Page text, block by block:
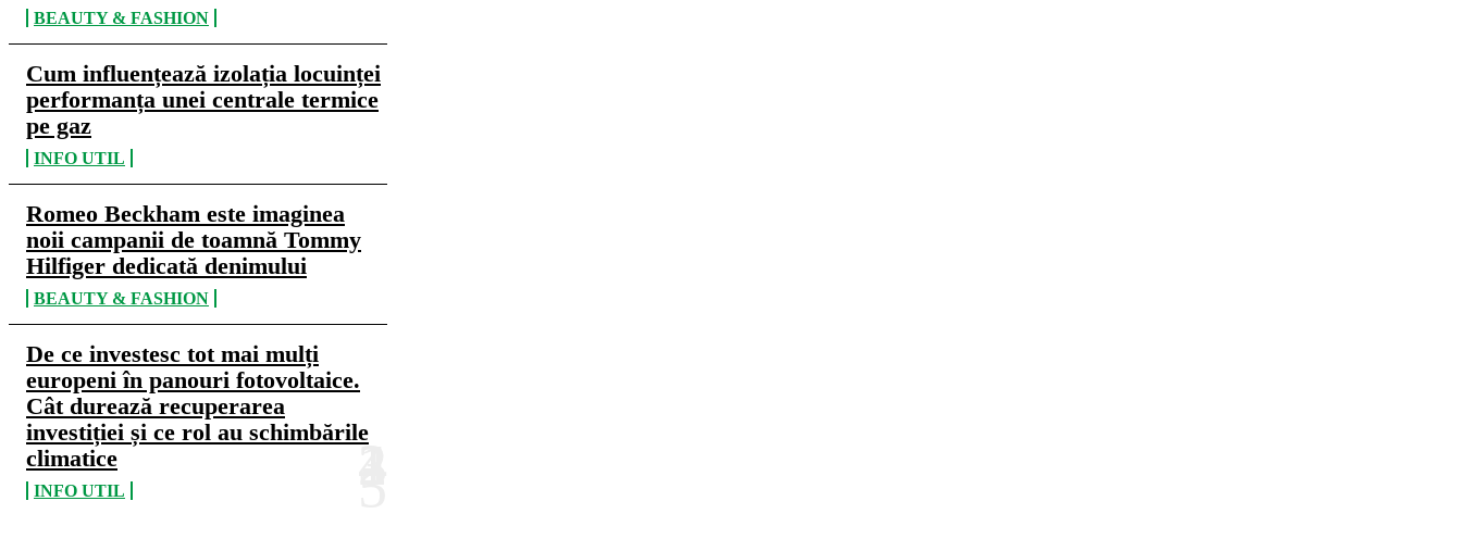
BEAUTY & FASHION
Cum influențează izolația locuinței
performanța unei centrale termice
pe gaz
INFO UTIL
Romeo Beckham este imaginea
noii campanii de toamnă Tommy
Hilfiger dedicată denimului
BEAUTY & FASHION
De ce investesc tot mai mulți
europeni în panouri fotovoltaice.
Cât durează recuperarea
investiției și ce rol au schimbările
climatice
INFO UTIL